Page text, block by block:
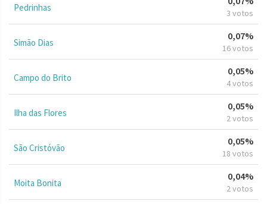
Pedrinhas 3 votos
Simão Dias
0,07%
16 votos
Campo do Brito
0,05%
4 votos
Ilha das Flores
0,05%
2 votos
São Cristóvão
0,05%
18 votos
Moita Bonita
0,04%
2 votos